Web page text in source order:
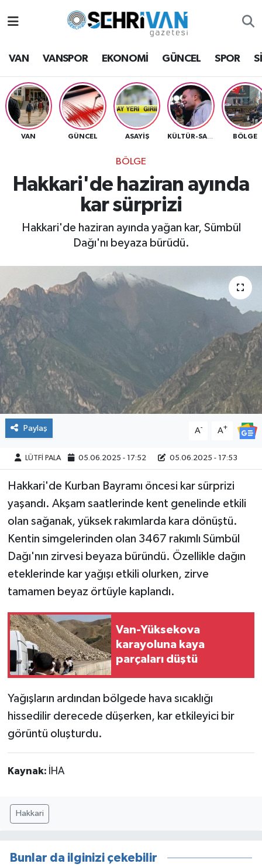
VAN VANSPOR EKONOMİ GÜNCEL SPOR
VAN GÜNCEL ASAYİŞ BÖLGE
BÖLGE
Hakkari'de haziran ayında
kar sürprizi
Hakkari'de haziran ayında yağan kar, Sümbül
Dağı'nı beyaza bürüdü.
Paylaş A- A+
LÜTFİ PALA 05.06.2025 - 17:52 05.06.2025 - 17:53
Hakkari'de Kurban Bayramı öncesi kar sürprizi
yaşandı. Akşam saatlerinde kent genelinde etkili
olan sağanak, yüksek rakımlarda kara dönüştü.
Kentin simgelerinden olan 3467 rakımlı Sümbül
Dağı'nın zirvesi beyaza büründü. Özellikle dağın
eteklerinde kar yağışı etkili olurken, zirve
tamamen beyaz örtüyle kaplandı.
Van-Yüksekova
karayoluna kaya
parçaları düştü
Yağışların ardından bölgede hava sıcaklığı
hissedilir derecede düşerken, kar etkileyici bir
görüntü oluşturdu.
Kaynak: İHA
Hakkari
Bunlar da ilginizi çekebilir
Van Hava Durumu
VAN Namaz Vakitleri
Van Trafik Yoğunluk Haritası
Süper Lig Puan Durumu ve Fikstür
Tüm Manşetler
Son Dakika Haberleri